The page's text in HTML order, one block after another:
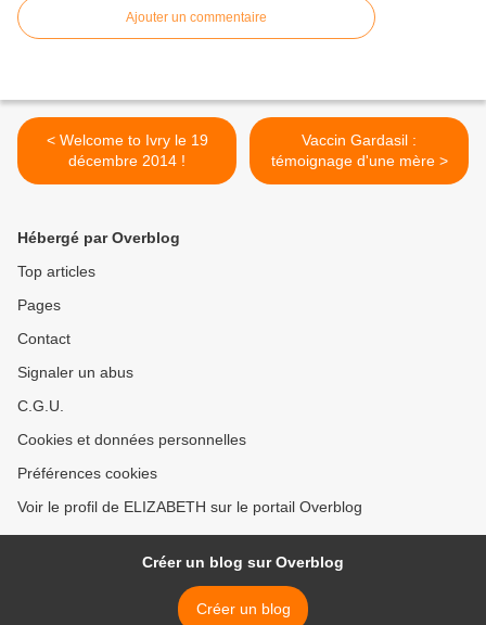
Ajouter un commentaire
< Welcome to Ivry le 19
décembre 2014 !
Vaccin Gardasil :
témoignage d'une mère >
Hébergé par Overblog
Top articles
Pages
Contact
Signaler un abus
C.G.U.
Cookies et données personnelles
Préférences cookies
Voir le profil de ELIZABETH sur le portail Overblog
Créer un blog sur Overblog
Créer un blog